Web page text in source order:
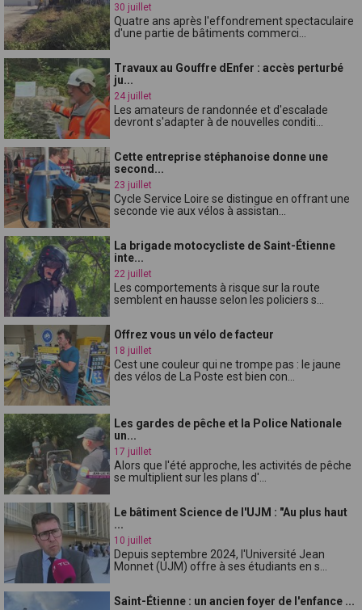
30 juillet
Quatre ans après l'effondrement spectaculaire
d'une partie de bâtiments commerci...
Travaux au Gouffre dEnfer : accès perturbé
ju...
24 juillet
Les amateurs de randonnée et d'escalade
devront s'adapter à de nouvelles conditi...
Cette entreprise stéphanoise donne une
second...
23 juillet
Cycle Service Loire se distingue en offrant une
seconde vie aux vélos à assistan...
La brigade motocycliste de Saint-Étienne
inte...
22 juillet
Les comportements à risque sur la route
semblent en hausse selon les policiers s...
Offrez vous un vélo de facteur
18 juillet
Cest une couleur qui ne trompe pas : le jaune
des vélos de La Poste est bien con...
Les gardes de pêche et la Police Nationale
un...
17 juillet
Alors que l'été approche, les activités de pêche
se multiplient sur les plans d'...
Le bâtiment Science de l'UJM : "Au plus haut
...
10 juillet
Depuis septembre 2024, l'Université Jean
Monnet (UJM) offre à ses étudiants en s...
Saint-Étienne : un ancien foyer de l'enfance ...